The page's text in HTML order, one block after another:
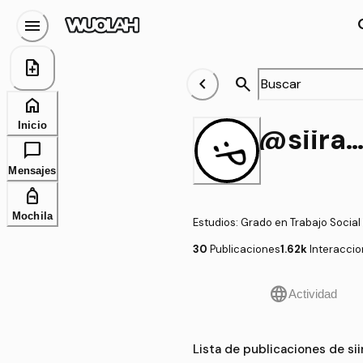
chevron_left search
@siiramartiin
Estudios: Grado en Trabajo Social
30 Publicaciones1.62k
languageActividad
Lista de publicaciones de
menu
note_add
home
Inicio
chat_bubble
Mensajes
personal_bag
Mochila